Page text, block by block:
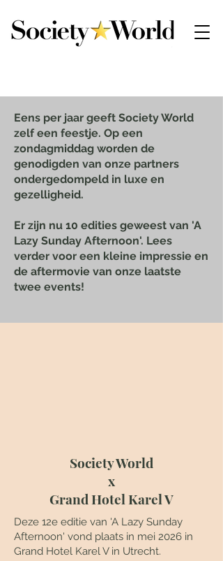
Eens per jaar geeft Society World
zelf een feestje. Op een
zondagmiddag worden de
genodigden van onze partners
ondergedompeld in luxe en
gezelligheid.
Er zijn nu 10 edities geweest van 'A
Lazy Sunday Afternoon'. Lees
verder voor een kleine impressie en
de aftermovie van onze laatste
twee events!
Society World
x
Grand Hotel Karel V
Deze 12e editie van 'A Lazy Sunday
Afternoon' vond plaats in mei 2026 in
Grand Hotel Karel V in Utrecht.